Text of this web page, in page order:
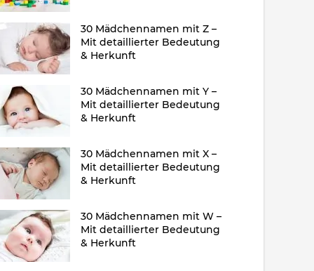
30 Mädchennamen mit Z –
Mit detaillierter Bedeutung
& Herkunft
30 Mädchennamen mit Y –
Mit detaillierter Bedeutung
& Herkunft
30 Mädchennamen mit X –
Mit detaillierter Bedeutung
& Herkunft
30 Mädchennamen mit W –
Mit detaillierter Bedeutung
& Herkunft